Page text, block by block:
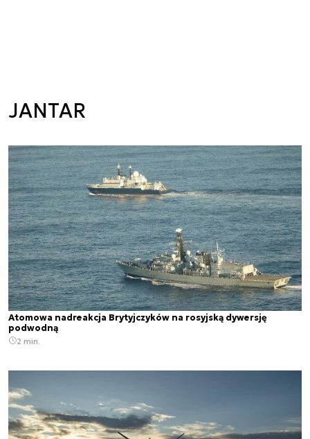
JANTAR
Atomowa nadreakcja Brytyjczyków na rosyjską dywersję
podwodną
2 min.